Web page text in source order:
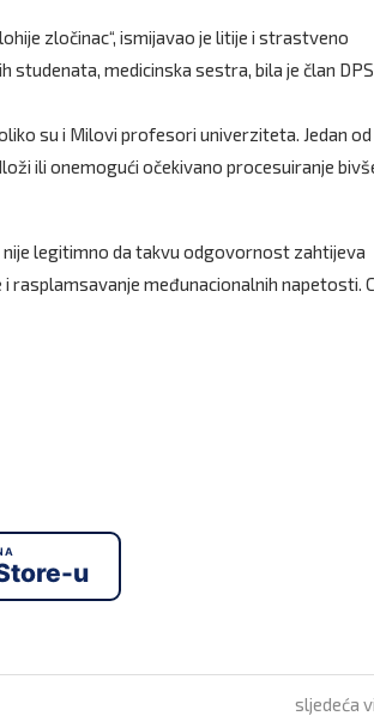
zločinac“, ismijavao je litije i strastveno
medicinska sestra, bila je član
su i Milovi profesori univerziteta. Jedan od
ili onemogući očekivano procesuiranje
legitimno da takvu odgovornost zahtijeva
rasplamsavanje međunacionalnih napetosti.
u
sljedeća